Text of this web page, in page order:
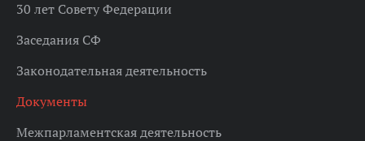
30 лет Совету Федерации
Заседания СФ
Законодательная деятельность
Документы
Межпарламентская деятельность